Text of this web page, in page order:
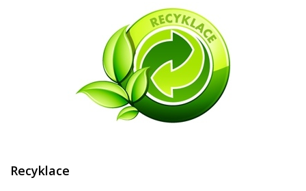
Recyklace